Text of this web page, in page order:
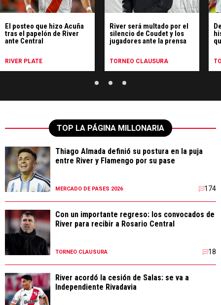
El posteo que hizo Acuña
tras el papelón de River
ante Central
RIVER PLATE
River será multado por el
silencio de Coudet y los
jugadores ante la prensa
TORNEO CLAUSURA
TOP LA PÁGINA MILLONARIA
Thiago Almada definió su postura en la puja
entre River y Flamengo por su pase
MERCADO DE PASES 2026 174
Con un importante regreso: los convocados de
River para recibir a Rosario Central
TORNEO CLAUSURA 18
River acordó la cesión de Salas: se va a
Independiente Rivadavia